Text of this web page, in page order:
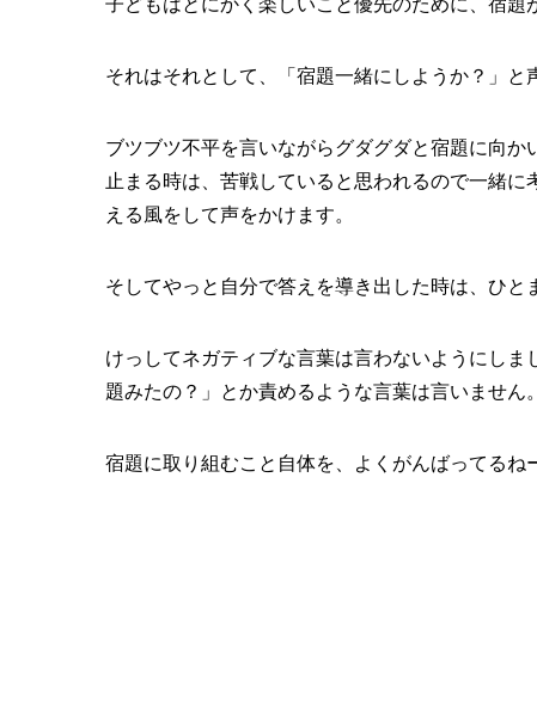
子どもはとにかく楽しいこと優先のために、宿題
それはそれとして、「宿題一緒にしようか？」と
ブツブツ不平を言いながらグダグダと宿題に向
止まる時は、苦戦していると思われるので一緒
える風をして声をかけます。
そしてやっと自分で答えを導き出した時は、ひと
けっしてネガティブな言葉は言わないようにし
題みたの？」とか責めるような言葉は言いません。
宿題に取り組むこと自体を、よくがんばってるね